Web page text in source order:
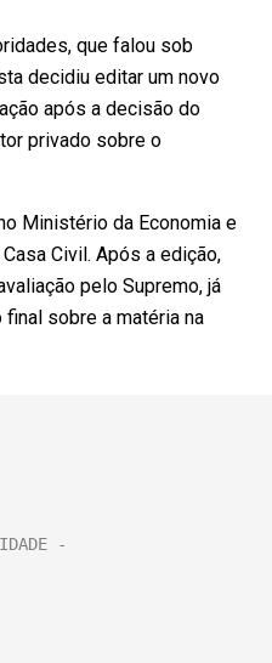
que falou sob
decidiu editar um novo
após a decisão do
privado sobre o
Ministério da Economia e
Civil. Após a edição,
pelo Supremo, já
sobre a matéria na